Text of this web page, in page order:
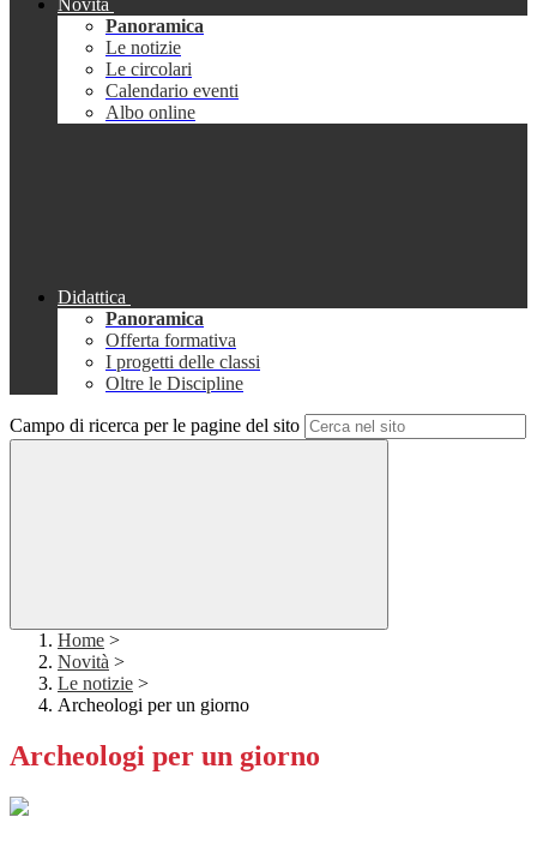
Novità
Panoramica
Le notizie
Le circolari
Calendario eventi
Albo online
Didattica
Panoramica
Offerta formativa
I progetti delle classi
Oltre le Discipline
Campo di ricerca per le pagine del sito
Home >
Novità >
Le notizie >
Archeologi per un giorno
Archeologi per un giorno